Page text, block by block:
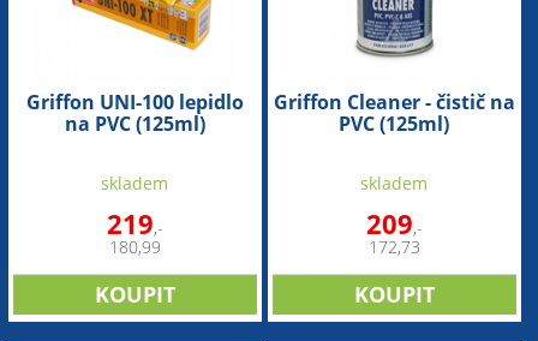
Griffon UNI-100 lepidlo
na PVC (125ml)
skladem
219,-
180,99
Griffon Cleaner - čistič na
PVC (125ml)
skladem
209,-
172,73